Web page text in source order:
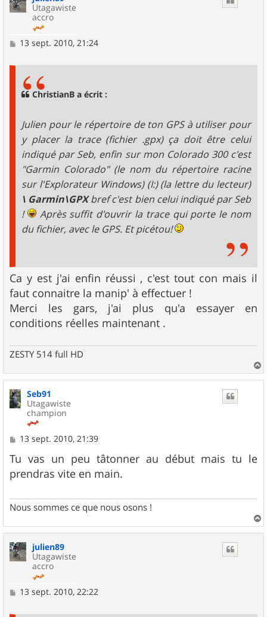
Utagawiste
accro
M13 sept. 2010, 21:24
ChristianB a écrit :
Julien pour le répertoire de ton GPS à utiliser pour
y placer la trace (fichier .gpx) ça doit être celui
indiqué par Seb, enfin sur mon Colorado 300 c'est
"Garmin Colorado" (le nom du répertoire racine
sur l'Explorateur Windows) (I:) (la lettre du lecteur)
\ Garmin\GPXbref c'est bien celui indiqué par Seb
!
Après suffit d'ouvrir la trace qui porte le nom
du fichier, avec le GPS. Et picétou!
Ca y est j'ai enfin réussi , c'est tout con mais il
faut connaitre la manip' à effectuer !
Merci les gars, j'ai plus qu'a essayer en
conditions réelles maintenant .
ZESTY 514 full HD
a
u
Seb91
Utagawiste
champion
M
s
s
a
13 sept. 2010, 21:39
Tu vas un peu tâtonner au début mais tu le
prendras vite en main.
Nous sommes ce que nous osons !
a
julien89
Utagawiste
accro
M13 sept. 2010, 22:22